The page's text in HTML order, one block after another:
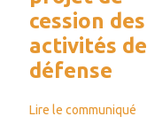
cession des
activités de
défense
Lire le communiqué